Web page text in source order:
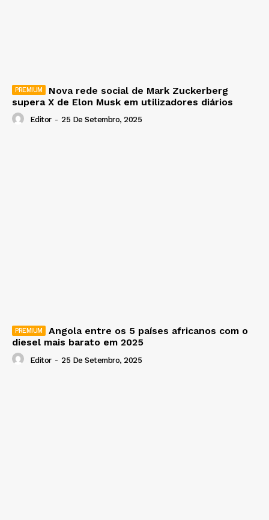
Nova rede social de Mark Zuckerberg
supera X de Elon Musk em utilizadores diários
Editor - 25 De Setembro, 2025
Angola entre os 5 países africanos com o
diesel mais barato em 2025
Editor - 25 De Setembro, 2025